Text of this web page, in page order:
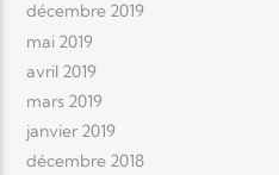
décembre 2019
mai 2019
avril 2019
mars 2019
janvier 2019
décembre 2018